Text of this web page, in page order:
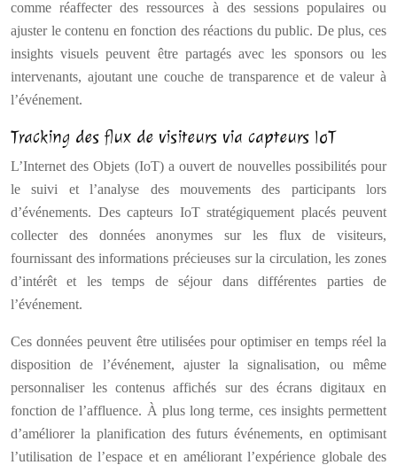
comme réaffecter des ressources à des sessions populaires ou
ajuster le contenu en fonction des réactions du public. De plus, ces
insights visuels peuvent être partagés avec les sponsors ou les
intervenants, ajoutant une couche de transparence et de valeur à
l’événement.
Tracking des flux de visiteurs via capteurs IoT
L’Internet des Objets (IoT) a ouvert de nouvelles possibilités pour
le suivi et l’analyse des mouvements des participants lors
d’événements. Des capteurs IoT stratégiquement placés peuvent
collecter des données anonymes sur les flux de visiteurs,
fournissant des informations précieuses sur la circulation, les zones
d’intérêt et les temps de séjour dans différentes parties de
l’événement.
Ces données peuvent être utilisées pour optimiser en temps réel la
disposition de l’événement, ajuster la signalisation, ou même
personnaliser les contenus affichés sur des écrans digitaux en
fonction de l’affluence. À plus long terme, ces insights permettent
d’améliorer la planification des futurs événements, en optimisant
l’utilisation de l’espace et en améliorant l’expérience globale des